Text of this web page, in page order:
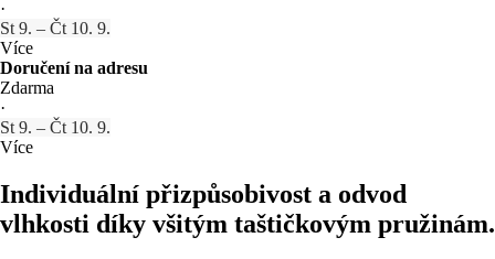
·
St 9. – Čt 10. 9.
Více
Doručení na adresu
Zdarma
·
St 9. – Čt 10. 9.
Více
Individuální přizpůsobivost a odvod
vlhkosti díky všitým taštičkovým pružinám.